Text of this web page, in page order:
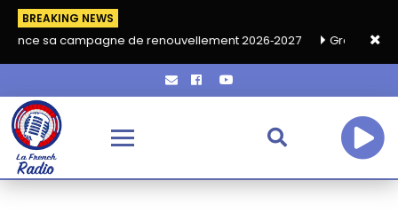
BREAKING NEWS
de renouvellement 2026‑2027 Grand café de rentrée